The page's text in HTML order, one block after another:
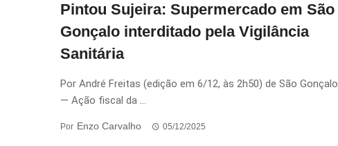
Pintou Sujeira: Supermercado em São
Gonçalo interditado pela Vigilância
Sanitária
Por André Freitas (edição em 6/12, às 2h50) de São Gonçalo
— Ação fiscal da ...
Por Enzo Carvalho 05/12/2025